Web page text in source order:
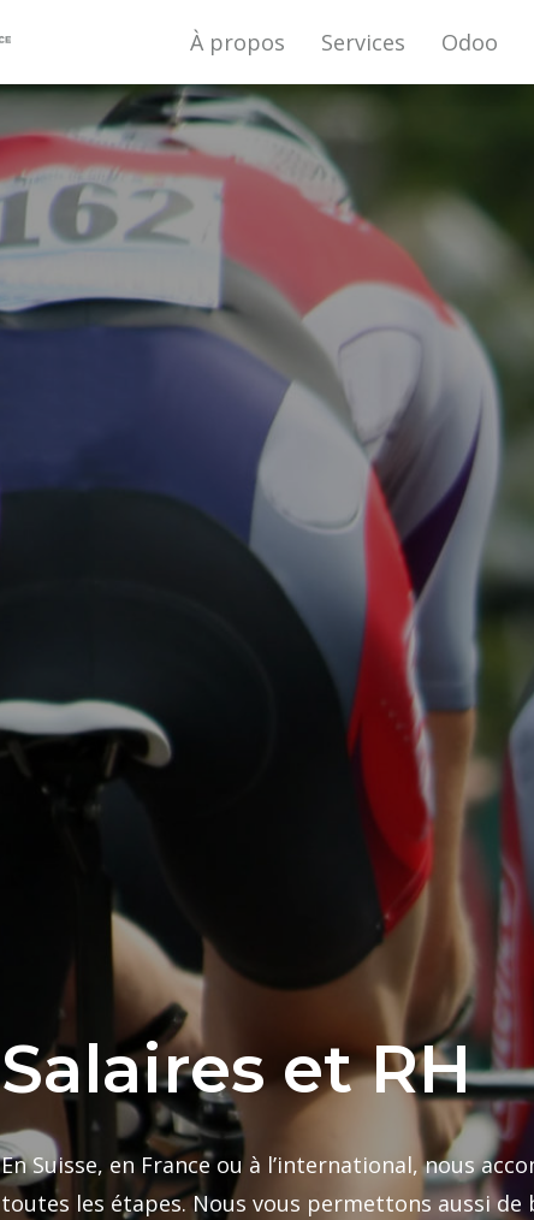
À propos Services Odoo
Salaires et RH
En Suisse, en France ou à l’international, nous
toutes les étapes. Nous vous permettons aussi de